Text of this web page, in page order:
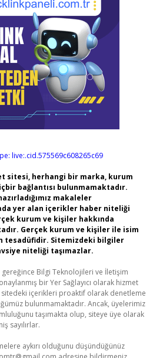
live:.cid.575569c608265c69
sitesi, herhangi bir marka, kurum
bağlantısı bulunmamaktadır.
makaleler
yer alan içerikler haber niteliği
kurum ve kişiler hakkında
Gerçek kurum ve kişiler ile isim
tesadüfidir. Sitemizdeki bilgiler
niteliği taşımazlar.
gereğince Bilgi Teknolojileri ve İletişim
bir Yer Sağlayıcı olarak hizmet
içerikleri proaktif olarak denetleme
bulunmamaktadır. Ancak, üyelerimiz
taşımakta olup, siteye üye olarak
sayılırlar.
aykırı olduğunu düşündüğünüz